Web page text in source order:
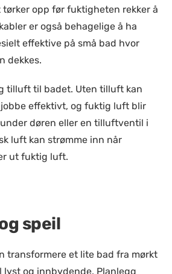
tørker opp før fuktigheten rekker å
er også behagelige å ha
effektive på små bad hvor
dekkes.
tilluft til badet. Uten tilluft kan
effektivt, og fuktig luft blir
døren eller en tilluftventil i
luft kan strømme inn når
ut fuktig luft.
speil
transformere et lite bad fra mørkt
lyst og innbydende. Planlegg